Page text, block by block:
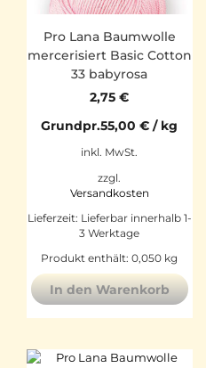
Pro Lana Baumwolle
mercerisiert Basic Cotton
33 babyrosa
2,75€
Grundpr.55,00€ / kg
inkl. MwSt.
zzgl.
Versandkosten
Lieferzeit: Lieferbar innerhalb 1-
3 Werktage
Produkt enthält: 0,050 kg
In den Warenkorb